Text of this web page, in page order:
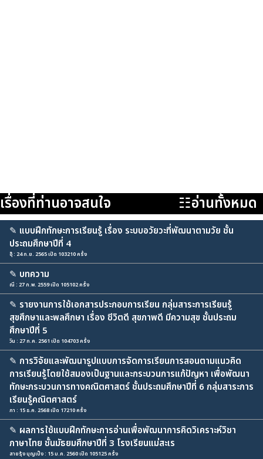
เรื่องที่ท่านอาจสนใจ ☷อ่านทั้งหมด
✎ แบบฝึกทักษะการเรียนรู้ เรื่อง ระบบอวัยวะที่พัฒนาตามวัย ชั้น
ประถมศึกษาปีที่ 4
อุ๊ : 24 ก.ย. 2565 เปิด 103210 ครั้ง
✎ บทความ
ณี : 27 ก.พ. 2559 เปิด 105102 ครั้ง
✎ รายงานการใช้เอกสารประกอบการเรียน กลุ่มสาระการเรียนรู้
สุขศึกษาและพลศึกษา เรื่อง ชีวิตดี สุขภาพดี มีความสุข ชั้นประถม
ศึกษาปีที่ 5
วิน : 27 ก.ค. 2561 เปิด 104703 ครั้ง
✎ การวิจัยและพัฒนารูปแบบการจัดการเรียนการสอนตามแนวคิด
การเรียนรู้โดยใช้สมองเป็นฐานและกระบวนการแก้ปัญหา เพื่อพัฒนา
ทักษะกระบวนการทางคณิตศาสตร์ ชั้นประถมศึกษาปีที่ 6 กลุ่มสาระการ
เรียนรู้คณิตศาสตร์
ภา : 15 ธ.ค. 2568 เปิด 17210 ครั้ง
✎ ผลการใช้แบบฝึกทักษะการอ่านเพื่อพัฒนาการคิดวิเคราะห์วิชา
ภาษาไทย ชั้นมัธยมศึกษาปีที่ 3 โรงเรียนแม่สะเร
สายรุ้ง บุญเป็ง : 15 ม.ค. 2560 เปิด 105125 ครั้ง